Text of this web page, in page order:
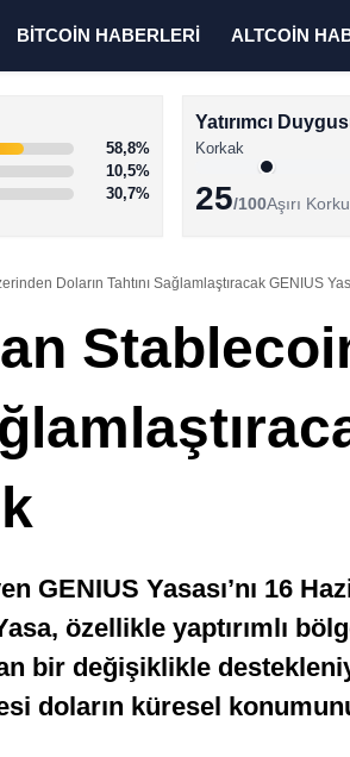
BİTCOİN HABERLERİ ALTCOİN
58,8%
10,5%
30,7%
Yatırımcı
Korkak
25/100Aşırı Korku
Doların Tahtını Sağlamlaştıracak GENIUS
GENIUS Yasası’nı 16
özellikle yaptırımlı
bir değişiklikle
doların küresel